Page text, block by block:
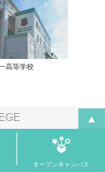
▲
高等学校
オープンキャンパス